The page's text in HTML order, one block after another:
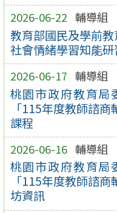
2026-06-22 輔導組
教育部國民及學前
社會情緒學習知能研
2026-06-17 輔導組
桃園市政府教育局
「115年度教師諮
課程
2026-06-16 輔導組
桃園市政府教育局
「115年度教師諮
坊資訊